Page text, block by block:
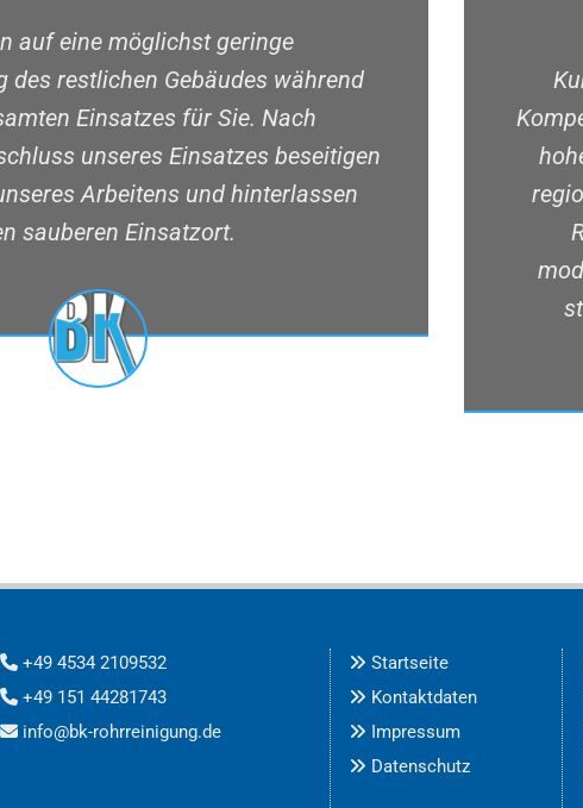
auf eine möglichst geringe
des restlichen Gebäudes während
Einsatzes für Sie. Nach
unseres Einsatzes beseitigen
Arbeitens und hinterlassen
sauberen Einsatzort.
 +49 4534 2109532
 +49 151 44281743
 info@bk-rohrreinigung.de
 Startseite
 Kontaktdaten
 Impressum
 Datenschutz